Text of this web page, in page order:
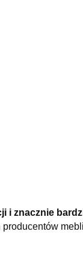
i znacznie